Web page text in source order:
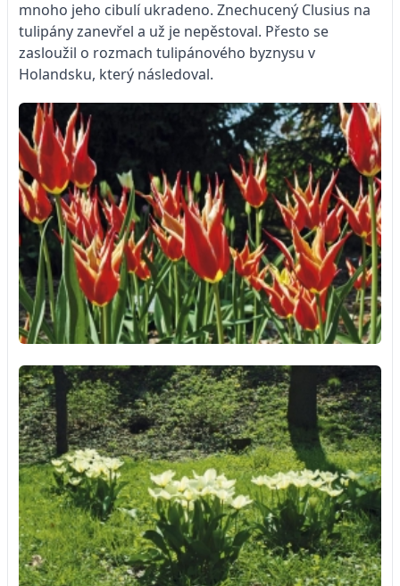
mnoho jeho cibulí ukradeno. Znechucený Clusius na
tulipány zanevřel a už je nepěstoval. Přesto se
zasloužil o rozmach tulipánového byznysu v
Holandsku, který následoval.